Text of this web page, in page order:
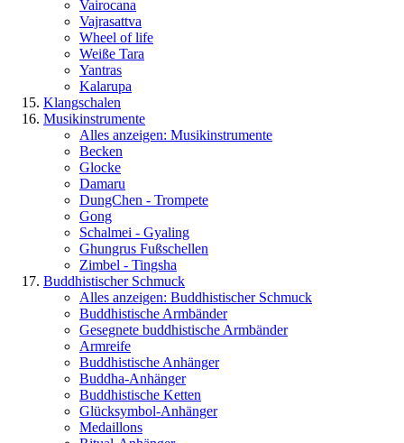
Vairocana
Vajrasattva
Wheel of life
Weiße Tara
Yantras
Kalarupa
Klangschalen
Musikinstrumente
Alles anzeigen: Musikinstrumente
Becken
Glocke
Damaru
DungChen - Trompete
Gong
Schalmei - Gyaling
Ghungrus Fußschellen
Zimbel - Tingsha
Buddhistischer Schmuck
Alles anzeigen: Buddhistischer Schmuck
Buddhistische Armbänder
Gesegnete buddhistische Armbänder
Armreife
Buddhistische Anhänger
Buddha-Anhänger
Buddhistische Ketten
Glücksymbol-Anhänger
Medaillons